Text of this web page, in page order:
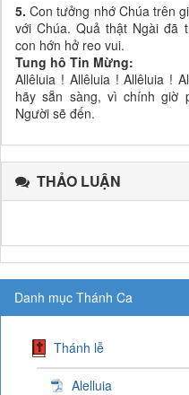
5.Con tưởng nhớ Chúa trên
với Chúa. Quả thật Ngài đã
con hớn hở reo vui.
Tung hô Tin Mừng:
Allêluia ! Allêluia ! Allêluia !
hãy sẵn sàng, vì chính giờ
Người sẽ đến.
THẢO LUẬN
Danh mục Thánh Ca
Thánh lễ
Alelluia